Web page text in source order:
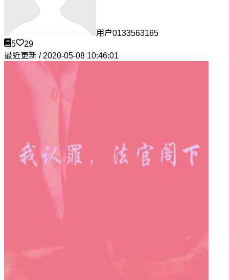
用户0133563165
5
29
最近更新 / 2020-05-08 10:46:01